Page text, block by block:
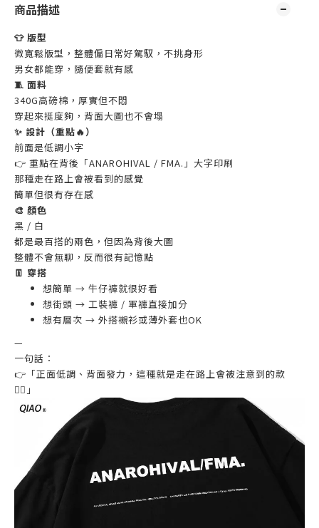
商品描述
👕 版型
微寬鬆版型，整體偏日常好駕馭，不挑身形
男女都能穿，隨便套就有感
🧵 面料
340G高磅棉，厚實但不悶
穿起來挺度夠，背面大圖也不會塌
✨ 設計（重點🔥）
前面是低調小字
👉 重點在背後「ANAROHIVAL / FMA.」大字印刷
那種走在路上會被看到的感覺
簡單但很有存在感
🎨 顏色
黑 / 白
都是最百搭的兩色，但因為背後大圖
整體不會無聊，反而很有記憶點
👖 穿搭
想簡單 → 牛仔褲就很好看
想街頭 → 工裝褲 / 軍褲直接加分
想有層次 → 外搭襯衫或薄外套也OK
—
一句話：
👉「正面低調、背面發力，這種就是走在路上會被注意到的款
😮‍🔥」